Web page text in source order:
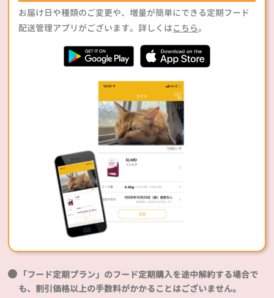
お届け日や種類のご変更や、増量が簡単にできる定期フード
配送管理アプリがございます。詳しくはこちら。
「フード定期プラン」のフード定期購入を途中解約する場合で
も、割引価格以上の手数料がかかることはございません。